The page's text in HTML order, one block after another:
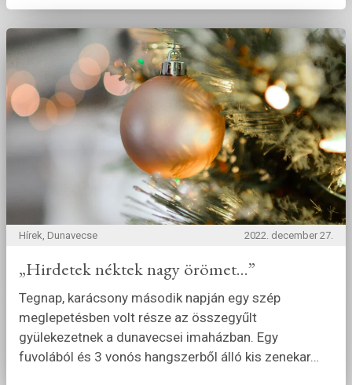
Hírek, Dunavecse 2022. december 27.
„Hirdetek néktek nagy örömet...”
Tegnap, karácsony második napján egy szép
meglepetésben volt része az összegyűlt
gyülekezetnek a dunavecsei imaházban. Egy
fuvolából és 3 vonós hangszerből álló kis zenekar…